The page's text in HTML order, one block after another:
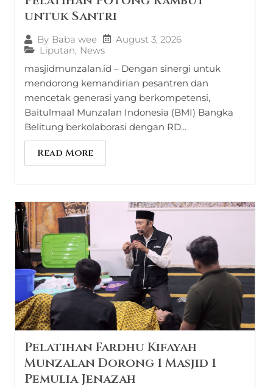
untuk Santri
By Baba wee
August 3, 2026
Liputan News
masjidmunzalan.id – Dengan sinergi untuk
mendorong kemandirian pesantren dan
mencetak generasi yang berkompetensi,
Baitulmaal Munzalan Indonesia (BMI) Bangka
Belitung berkolaborasi dengan RD...
Read More
Pelatihan Fardhu Kifayah
Munzalan Dorong 1 Masjid 1
Pemulia Jenazah